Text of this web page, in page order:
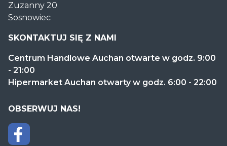
Handlowe
Auchan
Sosnowiec
Zuzanny 20
Sosnowiec
SKONTAKTUJ SIĘ Z NAMI
Centrum Handlowe Auchan otwarte w godz. 9:00
- 21:00
Hipermarket Auchan otwarty w godz. 6:00 - 22:00
OBSERWUJ NAS!